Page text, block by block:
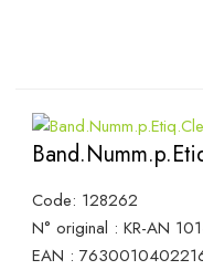
Code: 128262
N° original : KR-AN
EAN :